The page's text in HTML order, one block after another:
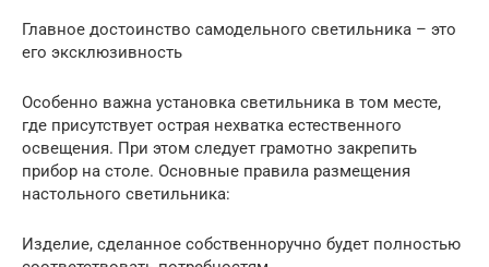
Главное достоинство самодельного светильника – это
его эксклюзивность
Особенно важна установка светильника в том месте,
где присутствует острая нехватка естественного
освещения. При этом следует грамотно закрепить
прибор на столе. Основные правила размещения
настольного светильника:
Изделие, сделанное собственноручно будет полностью